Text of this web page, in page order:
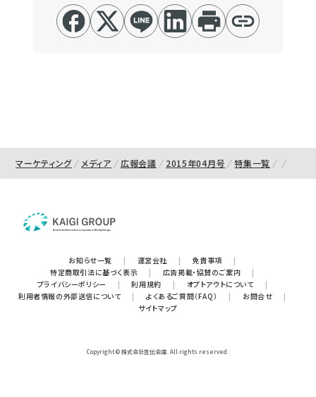
マーケティング メディア 広報会議 2015年04月号 特集一覧
お知らせ一覧 | 運営会社 | 免責事項
|
特定商取引法に基づく表示
| 広告掲載・協賛のご案内
|
プライバシーポリシー
| 利用規約 | オプトアウトについて
|
利用者情報の外部送信について
| よくあるご質問（FAQ） | お問合せ
|
サイトマップ
Copyright © 株式会社宣伝会議. All rights reserved.